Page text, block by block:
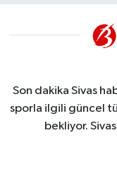
Son dakika Sivas
sporla ilgili güncel
bekliyor.